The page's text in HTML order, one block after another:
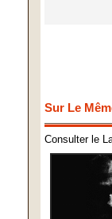
Sur Le
Consulter le